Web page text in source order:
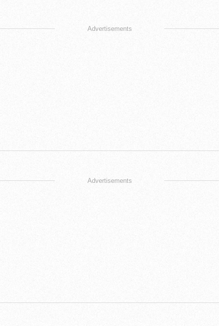
Advertisements
Advertisements